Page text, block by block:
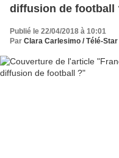
diffusion de football
Publié le 22/04/2018 à 10:01
Par Clara Carlesimo / Télé-Star